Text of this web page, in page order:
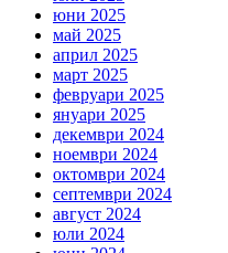
юни 2025
май 2025
април 2025
март 2025
февруари 2025
януари 2025
декември 2024
ноември 2024
октомври 2024
септември 2024
август 2024
юли 2024